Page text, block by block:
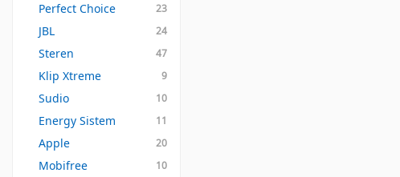
Perfect Choice 23
JBL 24
Steren 47
Klip Xtreme 9
Sudio 10
Energy Sistem 11
Apple 20
Mobifree 10